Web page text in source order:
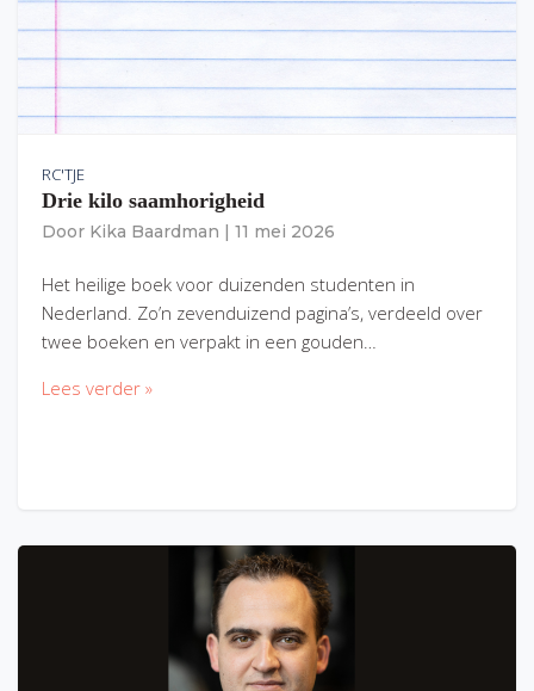
RC'TJE
Drie kilo saamhorigheid
Door Kika Baardman 11 mei 2026
Het heilige boek voor duizenden studenten in
Nederland. Zo’n zevenduizend pagina’s, verdeeld over
twee boeken en verpakt in een gouden…
Lees verder »